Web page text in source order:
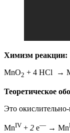
Химизм реакции:
MnO2 + 4 HCl →
Теоретическое
Это окислительно-
MnIV + 2 e— → Mn